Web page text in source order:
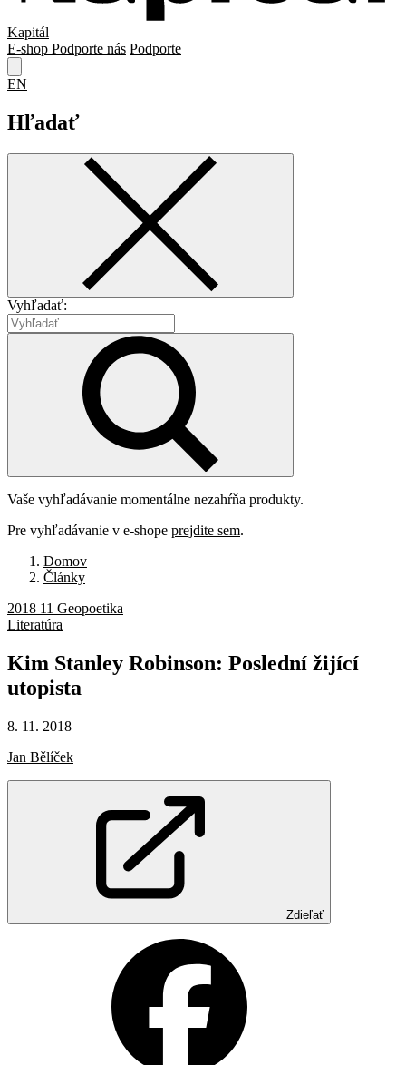
Kapitál
E-shop Podporte nás Podporte
EN
Hľadať
Vyhľadať:
Vaše vyhľadávanie momentálne nezahŕňa produkty.
Pre vyhľadávanie v e-shope prejdite sem.
Domov
Články
2018 11 Geopoetika
Literatúra
Kim Stanley Robinson: Poslední žijící
utopista
8. 11. 2018
Jan Bělíček
Zdieľať